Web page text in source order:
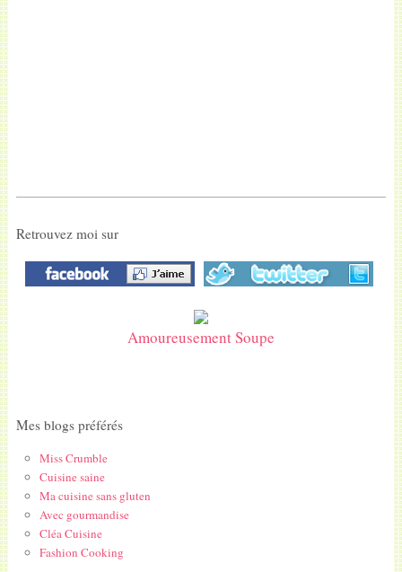
Retrouvez moi sur
Amoureusement Soupe
Mes blogs préférés
Miss Crumble
Cuisine saine
Ma cuisine sans gluten
Avec gourmandise
Cléa Cuisine
Fashion Cooking